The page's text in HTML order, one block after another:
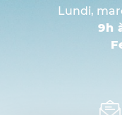
Lundi,
9h